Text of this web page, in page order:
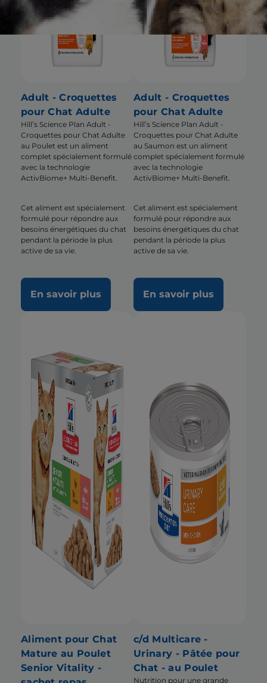
Adult - Croquettes
pour Chat Adulte
Hill’s Science Plan Adult -
Croquettes pour Chat Adulte
au Poulet est un aliment
complet spécialement formulé
avec la technologie
ActivBiome+ Multi-Benefit.
Cet aliment est spécialement
formulé pour répondre aux
besoins énergétiques du chat
pendant la période la plus
active de sa vie.
En savoir plus
Adult - Croquettes
pour Chat Adulte
Hill’s Science Plan Adult -
Croquettes pour Chat Adulte
au Saumon est un aliment
complet spécialement formulé
avec la technologie
ActivBiome+ Multi-Benefit.
Cet aliment est spécialement
formulé pour répondre aux
besoins énergétiques du chat
pendant la période la plus
active de sa vie.
En savoir plus
Aliment pour Chat
Mature au Poulet
Senior Vitality -
c/d Multicare -
Urinary - Pâtée pour
Chat - au Poulet
Nutrition pour une grande